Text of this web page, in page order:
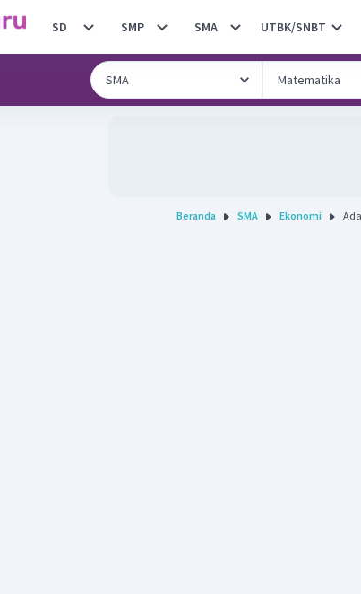
SD SMP SMA UTBK/SNBT
Beranda SMA Ekonomi